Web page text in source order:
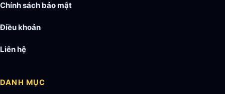
Chính sách bảo mật
Điều khoản
Liên hệ
DANH MỤC